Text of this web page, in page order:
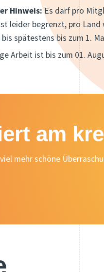
Hinweis:Es darf pro
leider begrenzt, pro
spätestens bis zum 1.
Arbeit ist bis zum 01.
am
mehr schöne